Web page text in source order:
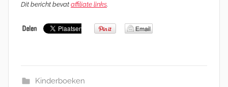
Dit bericht bevat affiliate links.
Kinderboeken